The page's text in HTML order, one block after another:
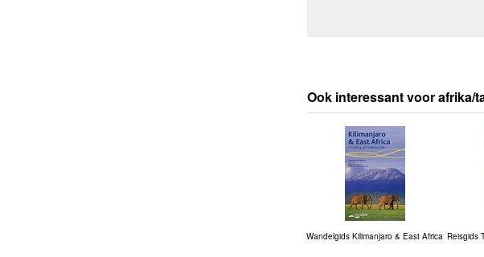
Ook interessant voor afrika/
Wandelgids Kilimanjaro & East Africa Reisgids